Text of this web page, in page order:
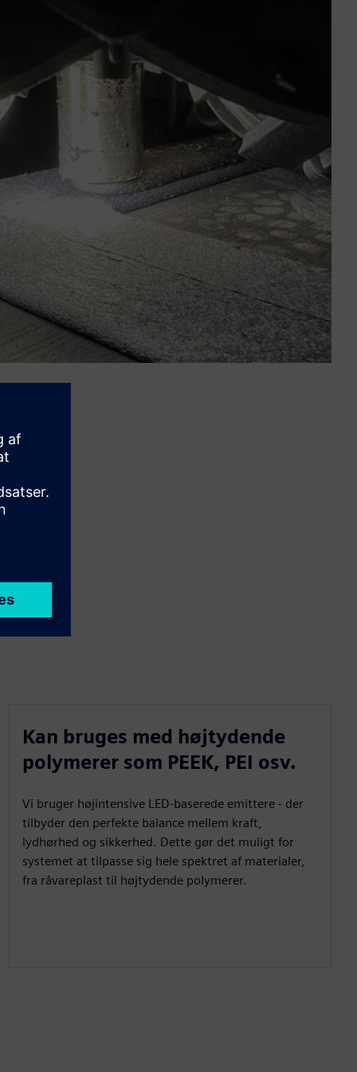
Kan bruges med højtydende
polymerer som PEEK, PEI osv.
Vi bruger højintensive LED-baserede emittere - der
tilbyder den perfekte balance mellem kraft,
lydhørhed og sikkerhed. Dette gør det muligt for
systemet at tilpasse sig hele spektret af materialer,
fra råvareplast til højtydende polymerer.